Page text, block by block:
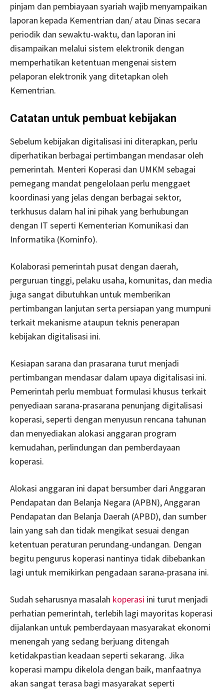
pinjam dan pembiayaan syariah wajib menyampaikan
laporan kepada Kementrian dan/ atau Dinas secara
periodik dan sewaktu-waktu, dan laporan ini
disampaikan melalui sistem elektronik dengan
memperhatikan ketentuan mengenai sistem
pelaporan elektronik yang ditetapkan oleh
Kementrian.
Catatan untuk pembuat kebijakan
Sebelum kebijakan digitalisasi ini diterapkan, perlu
diperhatikan berbagai pertimbangan mendasar oleh
pemerintah. Menteri Koperasi dan UMKM sebagai
pemegang mandat pengelolaan perlu menggaet
koordinasi yang jelas dengan berbagai sektor,
terkhusus dalam hal ini pihak yang berhubungan
dengan IT seperti Kementerian Komunikasi dan
Informatika (Kominfo).
Kolaborasi pemerintah pusat dengan daerah,
perguruan tinggi, pelaku usaha, komunitas, dan media
juga sangat dibutuhkan untuk memberikan
pertimbangan lanjutan serta persiapan yang mumpuni
terkait mekanisme ataupun teknis penerapan
kebijakan digitalisasi ini.
Kesiapan sarana dan prasarana turut menjadi
pertimbangan mendasar dalam upaya digitalisasi ini.
Pemerintah perlu membuat formulasi khusus terkait
penyediaan sarana-prasarana penunjang digitalisasi
koperasi, seperti dengan menyusun rencana tahunan
dan menyediakan alokasi anggaran program
kemudahan, perlindungan dan pemberdayaan
koperasi.
Alokasi anggaran ini dapat bersumber dari Anggaran
Pendapatan dan Belanja Negara (APBN), Anggaran
Pendapatan dan Belanja Daerah (APBD), dan sumber
lain yang sah dan tidak mengikat sesuai dengan
ketentuan peraturan perundang-undangan. Dengan
begitu pengurus koperasi nantinya tidak dibebankan
lagi untuk memikirkan pengadaan sarana-prasana ini.
Sudah seharusnya masalah koperasi ini turut menjadi
perhatian pemerintah, terlebih lagi mayoritas koperasi
dijalankan untuk pemberdayaan masyarakat ekonomi
menengah yang sedang berjuang ditengah
ketidakpastian keadaan seperti sekarang. Jika
koperasi mampu dikelola dengan baik, manfaatnya
akan sangat terasa bagi masyarakat seperti